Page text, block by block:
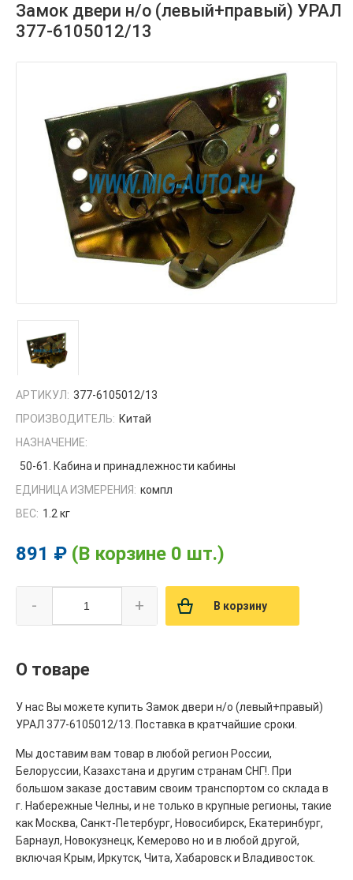
Замок двери н/о (левый+правый) УРАЛ
377-6105012/13
АРТИКУЛ: 377-6105012/13
ПРОИЗВОДИТЕЛЬ: Китай
НАЗНАЧЕНИЕ:
50-61. Кабина и принадлежности кабины
ЕДИНИЦА ИЗМЕРЕНИЯ: компл
ВЕС: 1.2 кг
891 ₽ (В корзине 0 шт.)
- + В корзину
О товаре
У нас Вы можете купить Замок двери н/о (левый+правый)
УРАЛ 377-6105012/13. Поставка в кратчайшие сроки.
Мы доставим вам товар в любой регион России,
Белоруссии, Казахстана и другим странам СНГ!. При
большом заказе доставим своим транспортом со склада в
г. Набережные Челны, и не только в крупные регионы, такие
как Москва, Санкт-Петербург, Новосибирск, Екатеринбург,
Барнаул, Новокузнецк, Кемерово но и в любой другой,
включая Крым, Иркутск, Чита, Хабаровск и Владивосток.